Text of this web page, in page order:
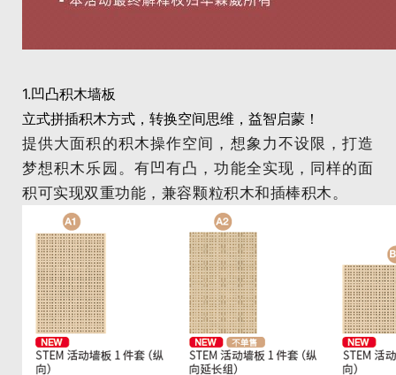
1.凹凸积木墙板
立式拼插积木方式，转换空间思维，益智启蒙！
提供大面积的积木操作空间，想象力不设限，打造
梦想积木乐园。有凹有凸，功能全实现，同样的面
积可实现双重功能，兼容颗粒积木和插棒积木。